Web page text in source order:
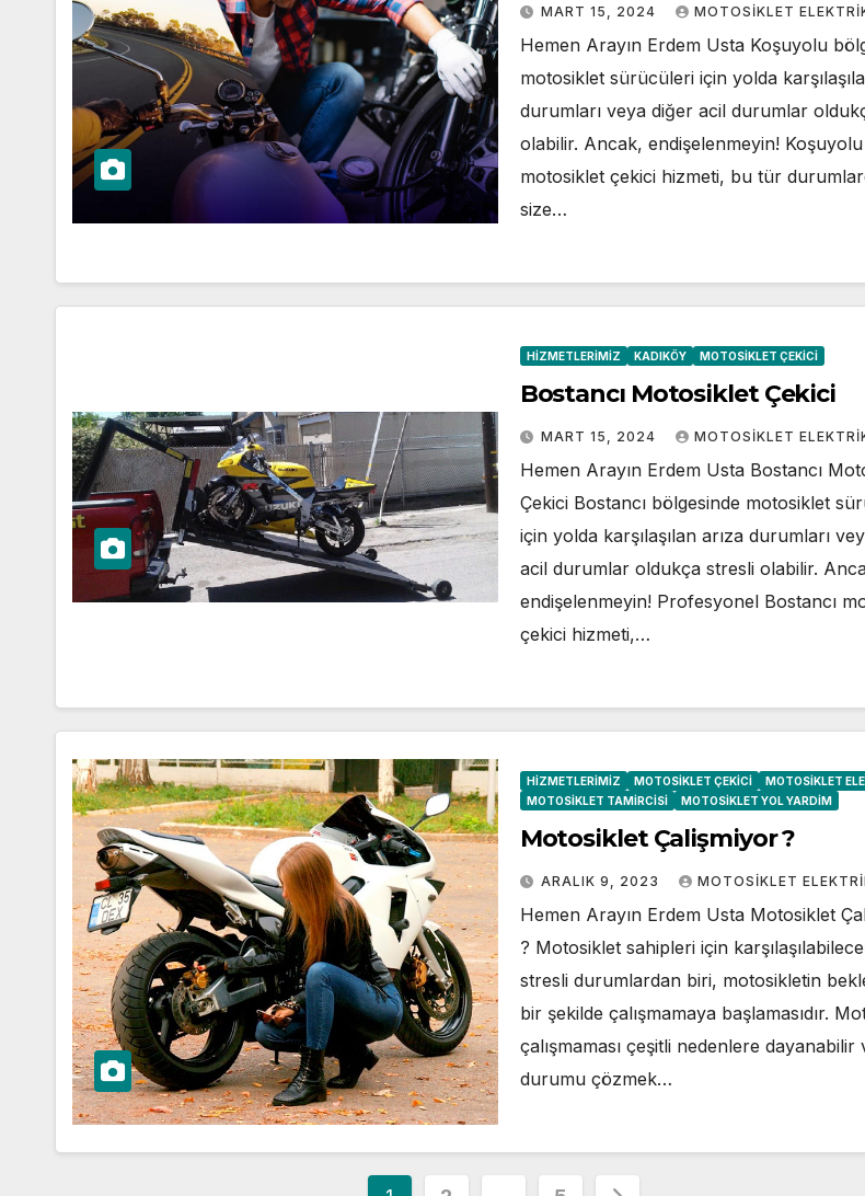
MART 15, 2024 MOTOSIKLET
Hemen Arayın Erdem Usta Koşuyolu
motosiklet sürücüleri için yolda
durumları veya diğer acil durumlar
olabilir. Ancak, endişelenmeyin! Koşuyolu
motosiklet çekici hizmeti, bu tür
size…
HIZMETLERIMIZ KADIKÖY MOTOSIKLET ÇEKICI
Bostancı Motosiklet Çekici
MART 15, 2024 MOTOSIKLET
Hemen Arayın Erdem Usta Bostancı
Çekici Bostancı bölgesinde motosiklet
için yolda karşılaşılan arıza durumları
acil durumlar oldukça stresli olabilir.
endişelenmeyin! Profesyonel Bostancı
çekici hizmeti,…
HIZMETLERIMIZ MOTOSIKLET ÇEKICI
MOTOSIKLET
MOTOSIKLET TAMIRCISI
MOTOSIKLET YOL YARDIM
Motosiklet Çalişmiyor ?
ARALIK 9, 2023 MOTOSIKLET
Hemen Arayın Erdem Usta Motosiklet
? Motosiklet sahipleri için
stresli durumlardan biri, motosikletin
bir şekilde çalışmamaya başlamasıdır.
çalışmaması çeşitli nedenlere dayanabilir
durumu çözmek…